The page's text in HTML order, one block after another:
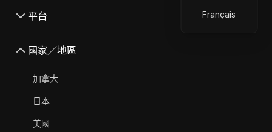
Français
平台
AdMob
國家／地區
加拿大
日本
美國